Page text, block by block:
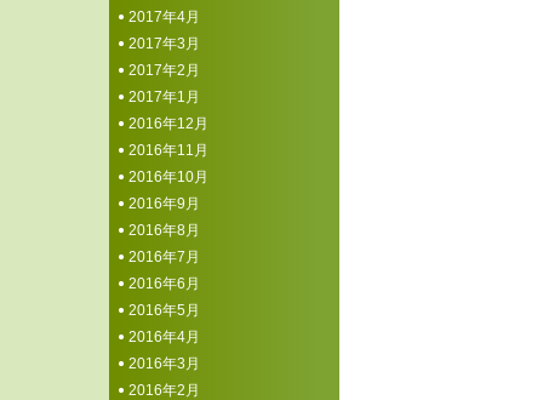
2017年4月
2017年3月
2017年2月
2017年1月
2016年12月
2016年11月
2016年10月
2016年9月
2016年8月
2016年7月
2016年6月
2016年5月
2016年4月
2016年3月
2016年2月